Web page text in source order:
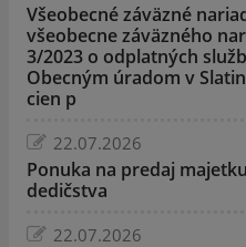
Všeobecné záväzné
všeobecne záväzného
3/2023 o odplatných
Obecným úradom v
cien p
22.07.2026
Ponuka na predaj
dedičstva
22.07.2026